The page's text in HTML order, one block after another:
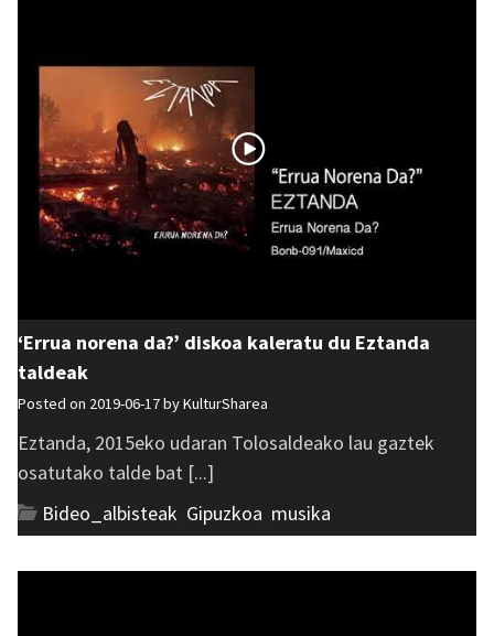
‘Errua norena da?’ diskoa kaleratu du Eztanda
taldeak
Posted on 2019-06-17 byKulturSharea
Eztanda, 2015eko udaran Tolosaldeako lau gaztek
osatutako talde bat [...]
Bideo_albisteak Gipuzkoa musika